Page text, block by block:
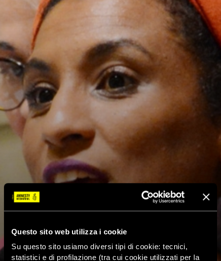
Questo sito web utilizza i cookie
Su questo sito usiamo diversi tipi di cookie: tecnici,
statistici e di profilazione (tra cui cookie utilizzati per la